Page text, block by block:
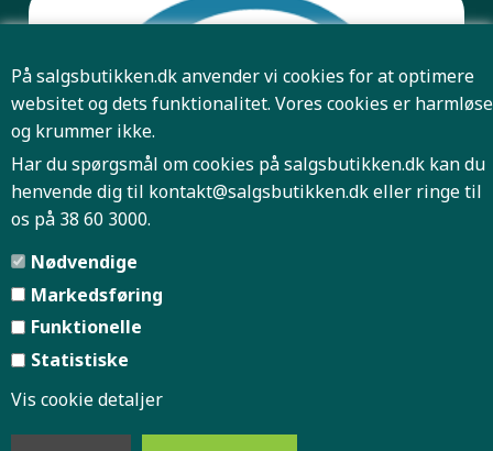
På salgsbutikken.dk anvender vi cookies for at optimere
websitet og dets funktionalitet. Vores cookies er harmløse
og krummer ikke.
Har du spørgsmål om cookies på salgsbutikken.dk kan du
henvende dig til kontakt@salgsbutikken.dkeller ringe til
os på 38 60 3000.
Nødvendige
Markedsføring
Funktionelle
Statistiske
Vis cookie detaljer
Pris og antal er først bindende når Salgsbutikken har
Handelsbetingelser